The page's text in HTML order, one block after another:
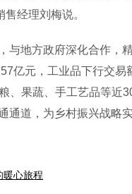
经理刘梅说。
地方政府深化合作，
亿元，工业品下行交易
、果蔬、手工艺品等
道，为乡村振兴战略
暖心旅程